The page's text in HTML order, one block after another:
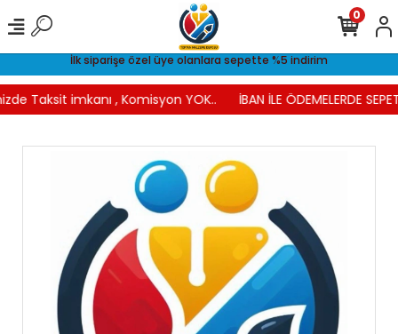
İlk siparişe özel üye olanlara sepette %5 indirim
Taksit imkanı , Komisyon YOK.. İBAN İLE ÖDEMELERDE
0